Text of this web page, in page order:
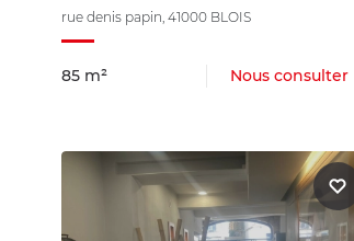
rue denis papin, 41000 BLOIS
85 m² Nous consulter